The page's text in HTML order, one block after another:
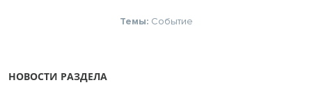
Темы: Событие
НОВОСТИ РАЗДЕЛА